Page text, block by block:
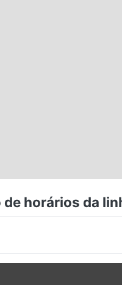
de horários da